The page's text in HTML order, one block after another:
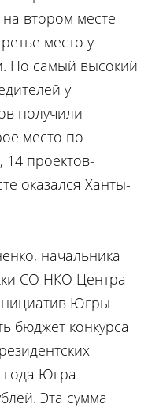
на втором месте
место у
Но самый высокий
у
получили
место по
14 проектов-
оказался Ханты-
начальника
СО НКО Центра
Югры
бюджет конкурса
года Югра
Эта сумма